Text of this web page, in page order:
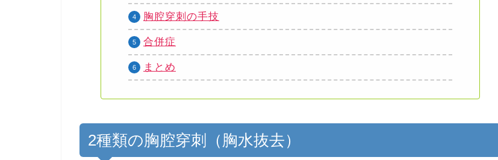
胸腔穿刺の手技
合併症
まとめ
2種類の胸腔穿刺（胸水抜去）